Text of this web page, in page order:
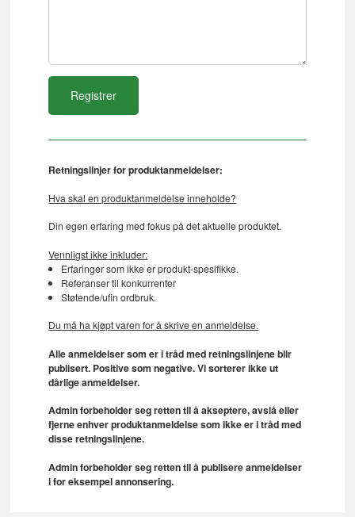
Retningslinjer for produktanmeldelser:
Hva skal en produktanmeldelse inneholde?
Din egen erfaring med fokus på det aktuelle produktet.
Vennligst ikke inkluder:
Erfaringer som ikke er produkt-spesifikke.
Referanser til konkurrenter
Støtende/ufin ordbruk.
Du må ha kjøpt varen for å skrive en anmeldelse.
Alle anmeldelser som er i tråd med retningslinjene blir
publisert. Positive som negative. Vi sorterer ikke ut
dårlige anmeldelser.
Admin forbeholder seg retten til å akseptere, avslå eller
fjerne enhver produktanmeldelse som ikke er i tråd med
disse retningslinjene.
Admin forbeholder seg retten til å publisere anmeldelser
i for eksempel annonsering.